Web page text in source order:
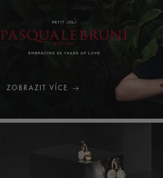
ZOBRAZIT VÍCE